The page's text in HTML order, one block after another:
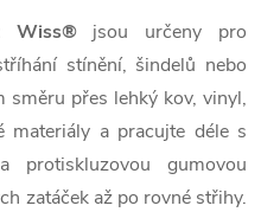
Wiss®jsou určeny pro
stínění, šindelů nebo
směru přes lehký kov, vinyl,
materiály a pracujte déle s
protiskluzovou gumovou
zatáček až po rovné střihy.